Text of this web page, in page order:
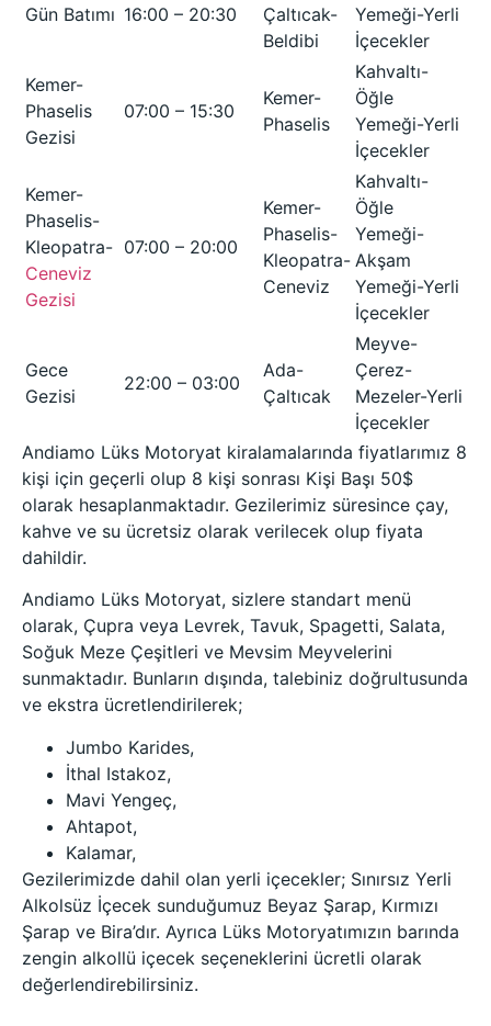
Gün Batımı 16:00 – 20:30
Çaltıcak-
Beldibi
Yemeği-Yerli
İçecekler
Kemer-
Phaselis
Gezisi
07:00 – 15:30
Kemer-
Phaselis
Kahvaltı-
Öğle
Yemeği-Yerli
İçecekler
Kemer-
Phaselis-
Kleopatra-
Ceneviz
Gezisi
07:00 – 20:00
Kemer-
Phaselis-
Kleopatra-
Ceneviz
Kahvaltı-
Öğle
Yemeği-
Akşam
Yemeği-Yerli
İçecekler
Gece
Gezisi
22:00 – 03:00
Ada-
Çaltıcak
Meyve-
Çerez-
Mezeler-Yerli
İçecekler
Andiamo Lüks Motoryat kiralamalarında fiyatlarımız 8
kişi için geçerli olup 8 kişi sonrası Kişi Başı 50$
olarak hesaplanmaktadır. Gezilerimiz süresince çay,
kahve ve su ücretsiz olarak verilecek olup fiyata
dahildir.
Andiamo Lüks Motoryat, sizlere standart menü
olarak, Çupra veya Levrek, Tavuk, Spagetti, Salata,
Soğuk Meze Çeşitleri ve Mevsim Meyvelerini
sunmaktadır. Bunların dışında, talebiniz doğrultusunda
ve ekstra ücretlendirilerek;
Jumbo Karides,
İthal Istakoz,
Mavi Yengeç,
Ahtapot,
Kalamar,
Gezilerimizde dahil olan yerli içecekler; Sınırsız Yerli
Alkolsüz İçecek sunduğumuz Beyaz Şarap, Kırmızı
Şarap ve Bira’dır. Ayrıca Lüks Motoryatımızın barında
zengin alkollü içecek seçeneklerini ücretli olarak
değerlendirebilirsiniz.